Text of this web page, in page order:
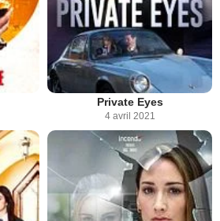
Private Eyes
4 avril 2021